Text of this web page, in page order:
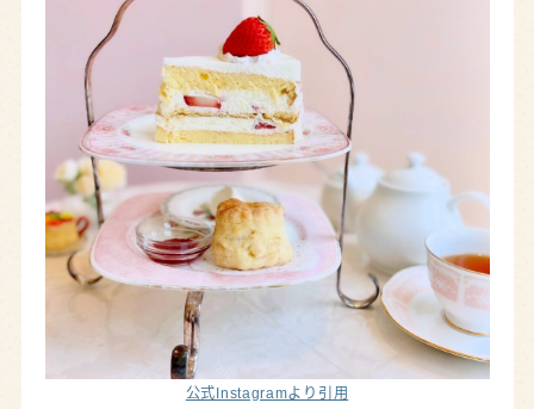
公式Instagramより引用